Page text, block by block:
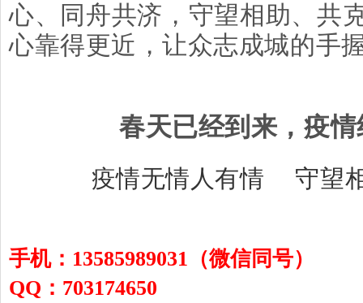
心、同舟共济，守望相助、共
心靠得更近，让众志成城的手
春天已经到来，疫
疫情无情人有情 守望
手机：13585989031（微信同号）
QQ：703174650